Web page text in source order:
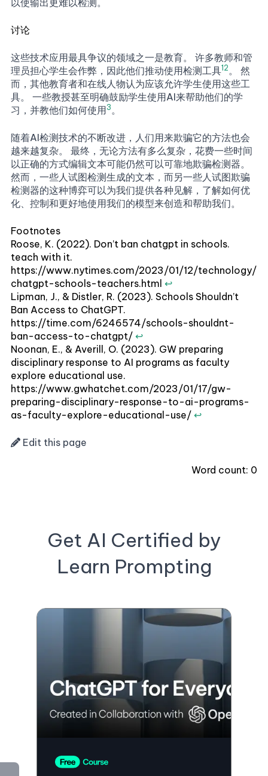
以使输出更难以检测。
讨论
这些技术应用最具争议的领域之一是教育。 许多教师和管
理员担心学生会作弊，因此他们推动使用检测工具1 2。 然
而，其他教育者和在线人物认为应该允许学生使用这些工
具。 一些教授甚至明确鼓励学生使用AI来帮助他们的学
习，并教他们如何使用3。
随着AI检测技术的不断改进，人们用来欺骗它的方法也会
越来越复杂。 最终，无论方法有多么复杂，花费一些时间
以正确的方式编辑文本可能仍然可以可靠地欺骗检测器。
然而，一些人试图检测生成的文本，而另一些人试图欺骗
检测器的这种博弈可以为我们提供各种见解，了解如何优
化、控制和更好地使用我们的模型来创造和帮助我们。
Footnotes
Roose, K. (2022). Don’t ban chatgpt in schools.
teach with it.
https://www.nytimes.com/2023/01/12/technology/
chatgpt-schools-teachers.html ↩
Lipman, J., & Distler, R. (2023). Schools Shouldn’t
Ban Access to ChatGPT.
https://time.com/6246574/schools-shouldnt-
ban-access-to-chatgpt/ ↩
Noonan, E., & Averill, O. (2023). GW preparing
disciplinary response to AI programs as faculty
explore educational use.
https://www.gwhatchet.com/2023/01/17/gw-
preparing-disciplinary-response-to-ai-programs-
as-faculty-explore-educational-use/ ↩
Edit this page
Word count: 0
Get AI Certified by
Learn Prompting